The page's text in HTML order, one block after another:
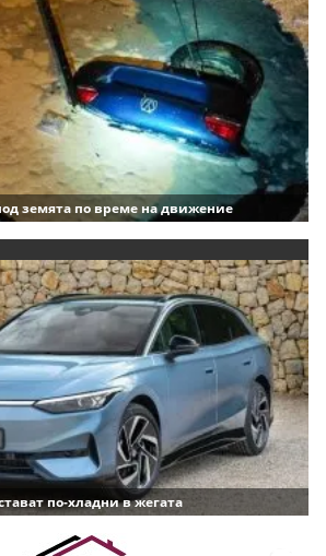
земята по време на движение
по-хладни в жегата